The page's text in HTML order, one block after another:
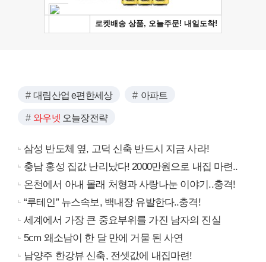
대림산업 e편한세상 아파트
와우넷 오늘장전략
삼성 반도체 옆, 고덕 신축 반드시 지금 사라!
충남 홍성 집값 난리났다! 2000만원으로 내집 마련..
온천에서 아내 몰래 처형과 사랑나눈 이야기..충격!
“루테인” 뉴스속보, 백내장 유발한다..충격!
세계에서 가장 큰 중요부위를 가진 남자의 진실
5cm 왜소남이 한 달 만에 거물 된 사연
남양주 한강뷰 신축, 전셋값에 내집마련!